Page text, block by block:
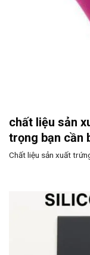
chất liệu sản
trọng bạn cần
Chất liệu sản xuất